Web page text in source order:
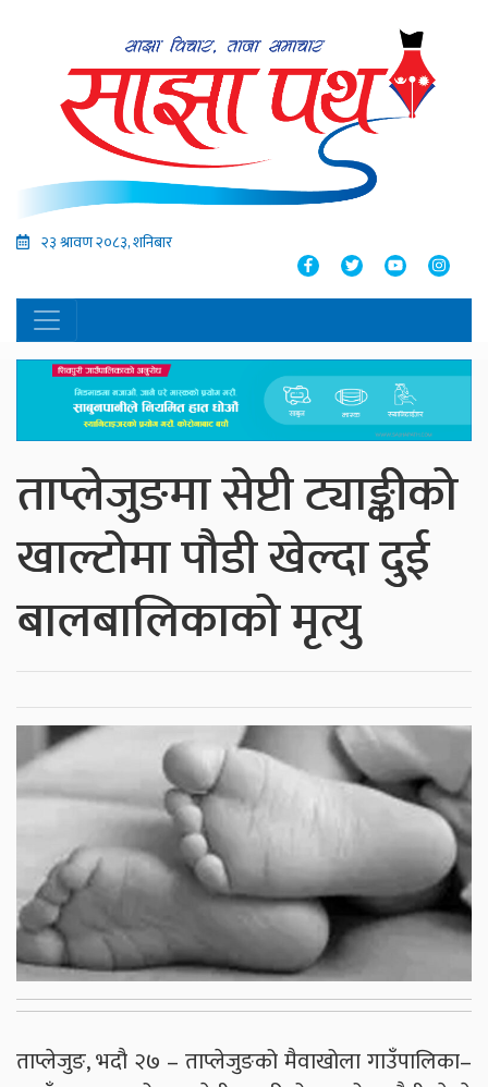
२३ श्रावण २०८३, शनिबार
ताप्लेजुङमा सेप्टी ट्याङ्कीको
खाल्टोमा पौडी खेल्दा दुई
बालबालिकाको मृत्यु
ताप्लेजुङ, भदौ २७ – ताप्लेजुङको मैवाखोला गाउँपालिका–